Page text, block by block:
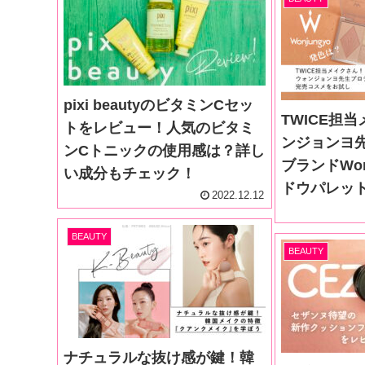
pixi beautyのビタミンCセッ
トをレビュー！人気のビタミ
ンCトニックの使用感は？詳し
い成分もチェック！
2022.12.12
TWICE担当
ンジョンヨ
ブランド
ドウパレッ
BEAUTY
ナチュラルな抜け感が鍵！韓
BEAUTY